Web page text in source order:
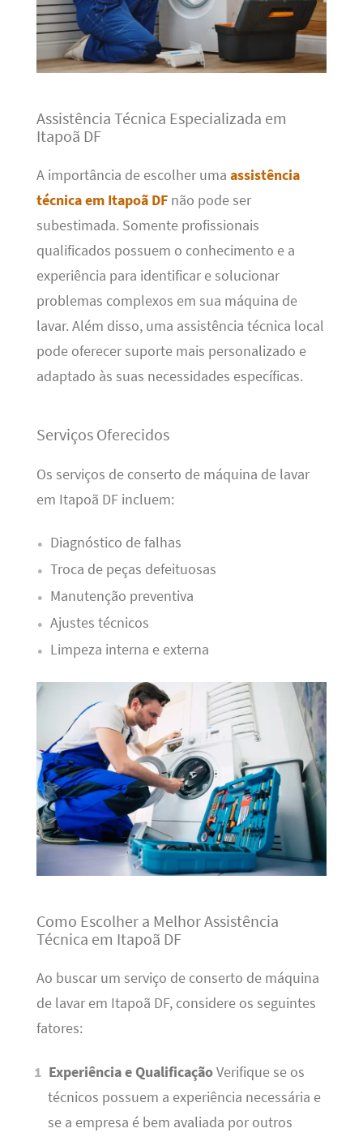
Assistência Técnica Especializada em
Itapoã DF
A importância de escolher uma assistência
técnica em Itapoã DFnão pode ser
subestimada. Somente profissionais
qualificados possuem o conhecimento e a
experiência para identificar e solucionar
problemas complexos em sua máquina de
lavar. Além disso, uma assistência técnica local
pode oferecer suporte mais personalizado e
adaptado às suas necessidades específicas.
Serviços Oferecidos
Os serviços de conserto de máquina de lavar
em Itapoã DF incluem:
Diagnóstico de falhas
Troca de peças defeituosas
Manutenção preventiva
Ajustes técnicos
Limpeza interna e externa
Como Escolher a Melhor Assistência
Técnica em Itapoã DF
Ao buscar um serviço de conserto de máquina
de lavar em Itapoã DF, considere os seguintes
fatores:
Experiência e QualificaçãoVerifique se os
técnicos possuem a experiência necessária e
se a empresa é bem avaliada por outros